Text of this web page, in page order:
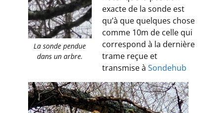
La sonde pendue
dans un arbre.
exacte de la sonde est
qu’à que quelques chose
comme 10m de celle qui
correspond à la dernière
trame reçue et
transmise à Sondehub